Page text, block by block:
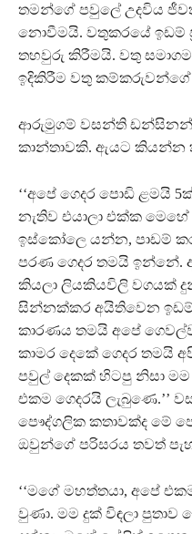
තමන්ගේ පවුලේ උදවිය
නොවීමයි. වතුකරයේ ඉඩම්
තහවුරු කිරීමයි. වතු
ඉදිකිරීම වතු කම්කරුවන්ගේ
ආරුමුගම් වසන්ති ඩන්සිනන්
කාන්තාවකි. ඇයට කියන්න
‘‘අපේ ගෙදර පොඩි ළමයි
නැතිව එයාලා එක්ක
ඉස්කෝලෙ යන්න, පාඩම්
පරණ ගෙදර තමයි ඉන්නේ.
කියලා ලියකියවිලි වගයක්
සින්නක්කර අයිතිවෙන
කාරණය තමයි අපේ
කාමර දෙකේ ගෙදර තමයි
පවුල් දෙකක් හිටපු නිසා
එකම ගෙදරයි
පෞද්ගලික කතාවක්ද මේ
ඔවුන්ගේ පරිසරය තවත්
‘‘මගේ මහත්තයා, අපේ
වුණා. මම දුක් විඳලා පුතාව